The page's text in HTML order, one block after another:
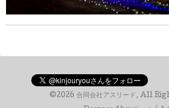
©2026 合同会社アスリード . All